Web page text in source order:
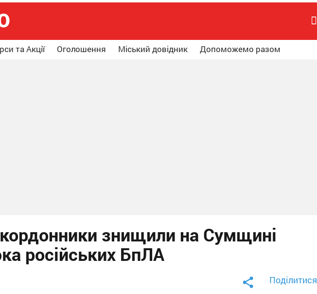
та Акції Оголошення Міський довідник Допоможемо разом
знищили на Сумщині
російських БпЛА
Поділитися